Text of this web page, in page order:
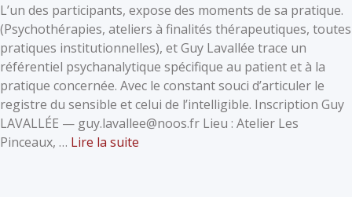
L’un des participants, expose des moments de sa pratique.
(Psychothérapies, ateliers à finalités thérapeutiques, toutes
pratiques institutionnelles), et Guy Lavallée trace un
référentiel psychanalytique spécifique au patient et à la
pratique concernée. Avec le constant souci d’articuler le
registre du sensible et celui de l’intelligible. Inscription Guy
LAVALLÉE — guy.lavallee@noos.fr Lieu : Atelier Les
Pinceaux, … Lire la suite